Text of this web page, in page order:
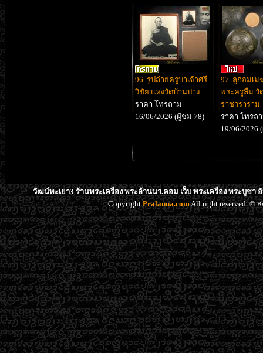
96. รูปถ่ายครูบาเจ้าศรี
วิชัย แห่งวัดบ้านปาง
ราคา โทรถาม
16/06/2026 (ผู้ชม 78)
97. ลูกอมเ
พระครูลืม วั
ราชวราราม
ราคา โทรถ
19/06/2026
วัฒน์พะเยา3 ร้านพระเครื่อง พระล้านนา.คอม เว็บ พระเครื่อง พระบูช
CopyrightPralanna.comAll right reserved. ©